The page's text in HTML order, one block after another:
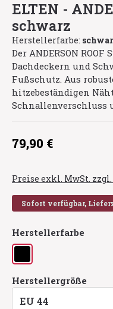
ELTEN -
schwarz
Herstellerfarbe:
Der ANDERSON
Dachdeckern und
Fußschutz. Aus
hitzebeständigen
Schnallenverschluss
Regulärer Preis:
79,90 €
Preise exkl. MwSt.
Sofort verfügbar,
Herstellerfarbe
schwarz
Herstellergröße